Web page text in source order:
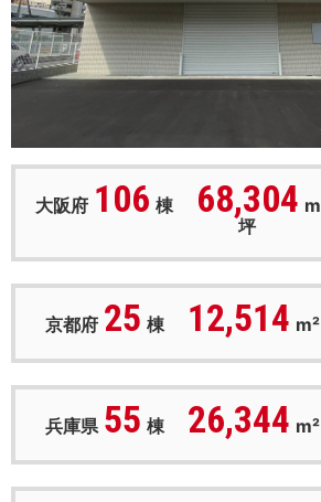
大阪府 106 棟 68,304
坪
京都府 25 棟 12,514
兵庫県 55 棟 26,344